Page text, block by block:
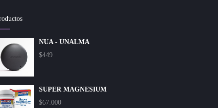
NUA - UNALMA
$449
SUPER MAGNESIUM
$67.000